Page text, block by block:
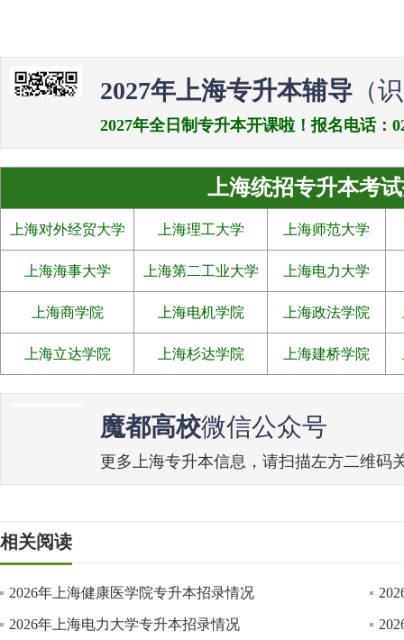
2027年上海专升本辅导 （
2027年全日制专升本开课啦！报名电话：
上海统招专升本考
上海对外经贸大学 上海理工大学 上海师范大学
上海海事大学 上海第二工业大学 上海电力大学
上海商学院 上海电机学院 上海政法学院
上海立达学院 上海杉达学院 上海建桥学院
魔都高校微信公众号
更多上海专升本信息，请扫描左方二维码
相关阅读
2026年上海健康医学院专升本招录情况
2026年上海电力大学专升本招录情况